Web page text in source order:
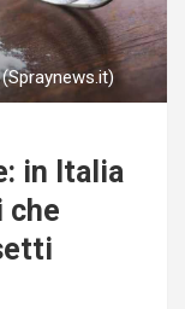
in Italia
che